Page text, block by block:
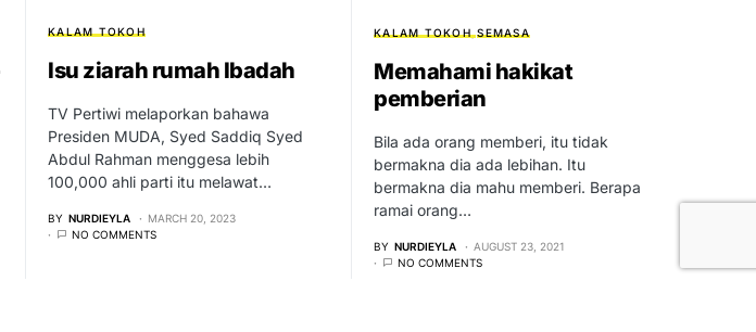
KALAM TOKOH
Isu ziarah rumah Ibadah
TV Pertiwi melaporkan bahawa
Presiden MUDA, Syed Saddiq Syed
Abdul Rahman menggesa lebih
100,000 ahli parti itu melawat…
BY NURDIEYLA
MARCH 20, 2023
NO COMMENTS
KALAM TOKOH SEMASA
Memahami hakikat
pemberian
Bila ada orang memberi, itu tidak
bermakna dia ada lebihan. Itu
bermakna dia mahu memberi. Berapa
ramai orang…
BY NURDIEYLA
AUGUST 23, 2021
NO COMMENTS